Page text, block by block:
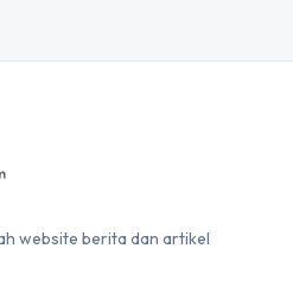
website berita dan artikel